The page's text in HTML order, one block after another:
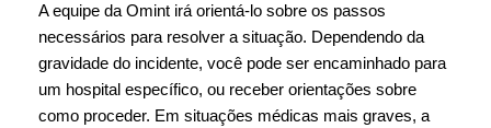
A equipe da Omint irá orientá-lo sobre os passos
necessários para resolver a situação. Dependendo da
gravidade do incidente, você pode ser encaminhado para
um hospital específico, ou receber orientações sobre
como proceder. Em situações médicas mais graves, a